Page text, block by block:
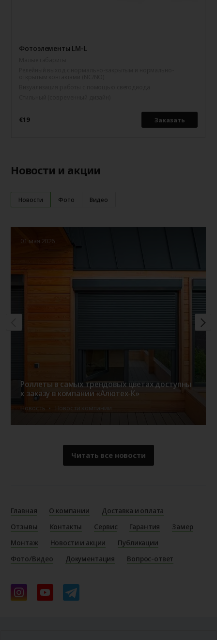
Фотоэлементы LM-L
€19 Заказать
Новости и акции
Новости Фото Видео
01 мая 2026
Роллеты в самых трендовых цветах доступны
к заказу в компании «Алютех-К»
Новость Новости компании
Читать все новости
Главная О компании
Доставка и оплата
Отзывы
Контакты Сервис Гарантия
Замер
Монтаж
Новости и акции
Публикации
Фото/Видео
Документация Вопрос-ответ